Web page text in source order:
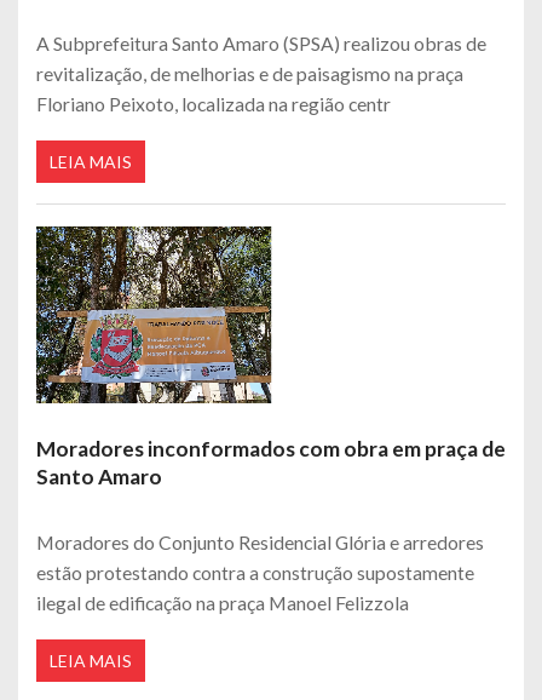
A Subprefeitura Santo Amaro (SPSA) realizou obras de
revitalização, de melhorias e de paisagismo na praça
Floriano Peixoto, localizada na região centr
LEIA MAIS
Moradores inconformados com obra em praça de
Santo Amaro
Moradores do Conjunto Residencial Glória e arredores
estão protestando contra a construção supostamente
ilegal de edificação na praça Manoel Felizzola
LEIA MAIS